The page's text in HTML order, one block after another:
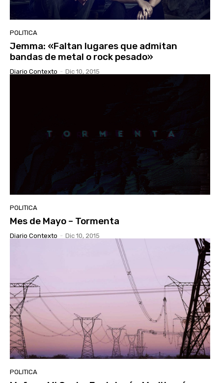
POLITICA
Jemma: «Faltan lugares que admitan
bandas de metal o rock pesado»
Diario Contexto - Dic 10, 2015
POLITICA
Mes de Mayo – Tormenta
Diario Contexto - Dic 10, 2015
POLITICA